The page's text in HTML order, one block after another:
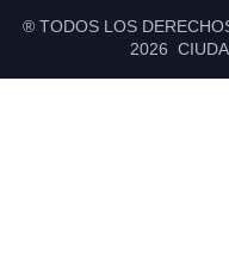
® TODOS LOS
2026